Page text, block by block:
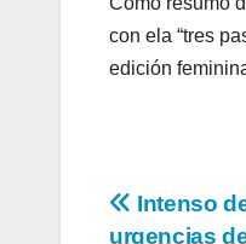
con ela “tres
edición
Intenso
urgencias